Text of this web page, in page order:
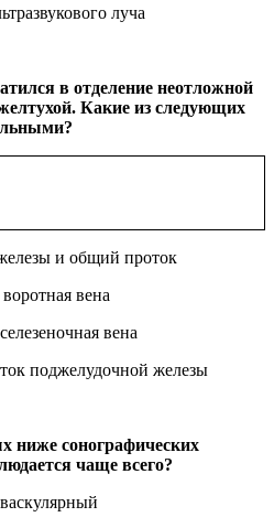
луча
в отделение неотложной
Какие из следующих
и общий проток
вена
вена
поджелудочной железы
ниже сонографических
чаще всего?